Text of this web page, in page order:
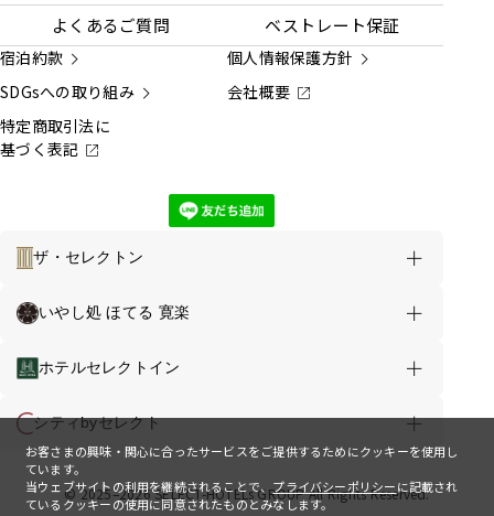
横手セントラルホテル TOP
周辺観光
よくあるご質問
ベストレート保証
宿泊約款
個人情報保護方針
SDGsへの取り組み
会社概要
特定商取引法に
基づく表記
ザ・セレクトン
いやし処 ほてる 寛楽
ホテルセレクトイン
シティbyセレクト
© 2025–2026 SELECT-HOTELs GROUP All Rights Reserved.
お客さまの興味・関心に合ったサービスをご提供するためにクッキーを使用し
ています。
当ウェブサイトの利用を継続されることで、プライバシーポリシーに記載され
ているクッキーの使用に同意されたものとみなします。